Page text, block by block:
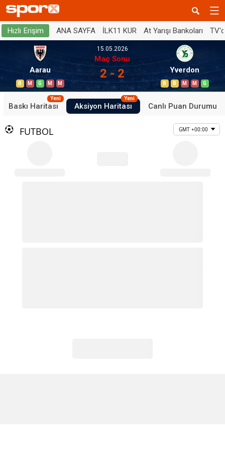
Hızlı Erişim ANA SAYFA İLK11 KUR At Yarışı Bankoları
Aarau
B M G M M
15.05.2026
Maç Sonu
2 - 2 Yverdon
B B M M G
Baskı Haritası
Yeni
Aksiyon Haritası
Yeni
Canlı Puan Durumu
FUTBOL GMT +00:00